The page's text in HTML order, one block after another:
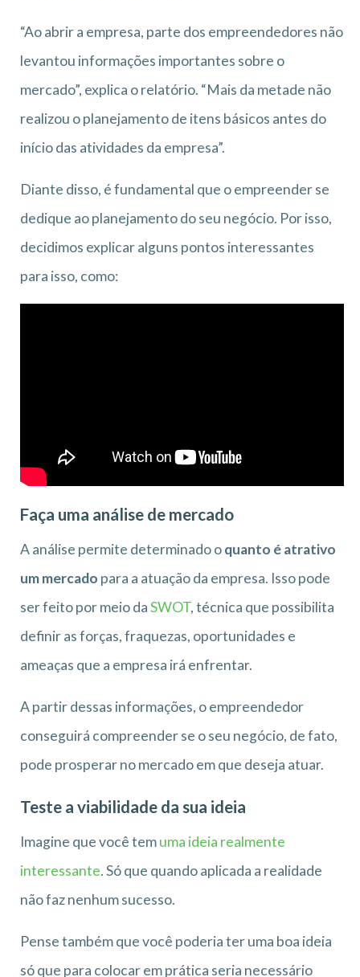
“Ao abrir a empresa, parte dos empreendedores não
levantou informações importantes sobre o
mercado”, explica o relatório. “Mais da metade não
realizou o planejamento de itens básicos antes do
início das atividades da empresa”.
Diante disso, é fundamental que o empreender se
dedique ao planejamento do seu negócio. Por isso,
decidimos explicar alguns pontos interessantes
para isso, como:
Faça uma análise de mercado
A análise permite determinado oquanto é atrativo
um mercado para a atuação da empresa. Isso pode
ser feito por meio daSWOT, técnica que possibilita
definir as forças, fraquezas, oportunidades e
ameaças que a empresa irá enfrentar.
A partir dessas informações, o empreendedor
conseguirá compreender se o seu negócio, de fato,
pode prosperar no mercado em que deseja atuar.
Teste a viabilidade da sua ideia
Imagine que você temuma ideia realmente
interessante. Só que quando aplicada a realidade
não faz nenhum sucesso.
Pense também que você poderia ter uma boa ideia
só que para colocar em prática seria necessário